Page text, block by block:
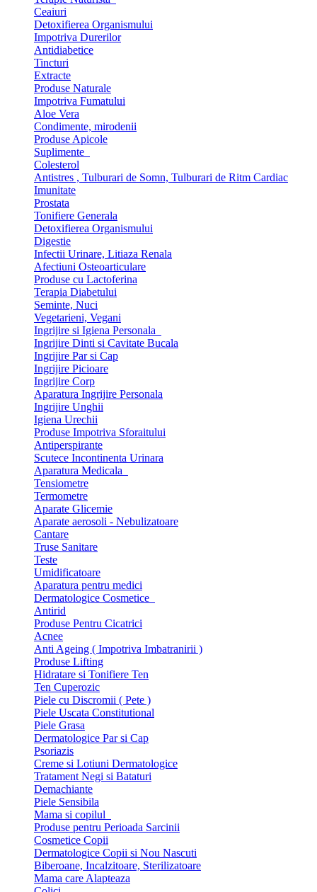
Ceaiuri
Detoxifierea Organismului
Impotriva Durerilor
Antidiabetice
Tincturi
Extracte
Produse Naturale
Impotriva Fumatului
Aloe Vera
Condimente, mirodenii
Produse Apicole
Suplimente
Colesterol
Antistres , Tulburari de Somn, Tulburari de Ritm Cardiac
Imunitate
Prostata
Tonifiere Generala
Detoxifierea Organismului
Digestie
Infectii Urinare, Litiaza Renala
Afectiuni Osteoarticulare
Produse cu Lactoferina
Terapia Diabetului
Seminte, Nuci
Vegetarieni, Vegani
Ingrijire si Igiena Personala
Ingrijire Dinti si Cavitate Bucala
Ingrijire Par si Cap
Ingrijire Picioare
Ingrijire Corp
Aparatura Ingrijire Personala
Ingrijire Unghii
Igiena Urechii
Produse Impotriva Sforaitului
Antiperspirante
Scutece Incontinenta Urinara
Aparatura Medicala
Tensiometre
Termometre
Aparate Glicemie
Aparate aerosoli - Nebulizatoare
Cantare
Truse Sanitare
Teste
Umidificatoare
Aparatura pentru medici
Dermatologice Cosmetice
Antirid
Produse Pentru Cicatrici
Acnee
Anti Ageing ( Impotriva Imbatranirii )
Produse Lifting
Hidratare si Tonifiere Ten
Ten Cuperozic
Piele cu Discromii ( Pete )
Piele Uscata Constitutional
Piele Grasa
Dermatologice Par si Cap
Psoriazis
Creme si Lotiuni Dermatologice
Tratament Negi si Bataturi
Demachiante
Piele Sensibila
Mama si copilul
Produse pentru Perioada Sarcinii
Cosmetice Copii
Dermatologice Copii si Nou Nascuti
Biberoane, Incalzitoare, Sterilizatoare
Mama care Alapteaza